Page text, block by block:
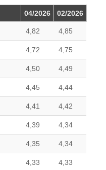
04/2026 02/2026
4,82 4,85
4,72 4,75
4,50 4,49
4,45 4,44
4,41 4,42
4,39 4,34
4,35 4,34
4,33 4,33